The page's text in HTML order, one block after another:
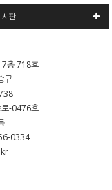
시판
7층 718호
규
-0476호
0334